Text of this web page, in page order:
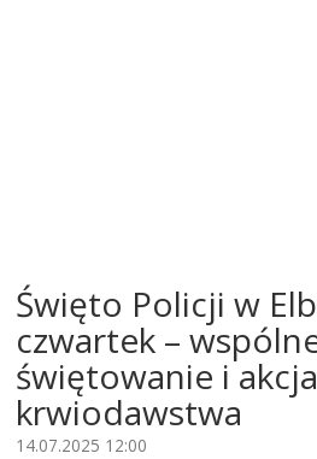
Święto Policji w
czwartek –
świętowanie i akcja
krwiodawstwa
14.07.2025 12:00